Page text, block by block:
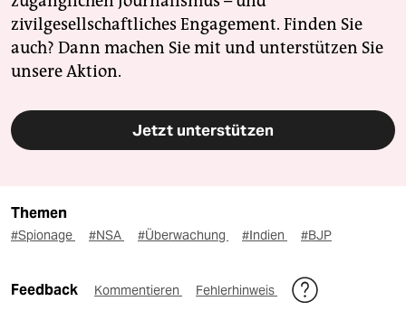
zivilgesellschaftliches Engagement. Finden Sie
auch? Dann machen Sie mit und unterstützen Sie
unsere Aktion.
Jetzt unterstützen
Themen
#Spionage #NSA #Überwachung #Indien #BJP
Feedback Kommentieren Fehlerhinweis